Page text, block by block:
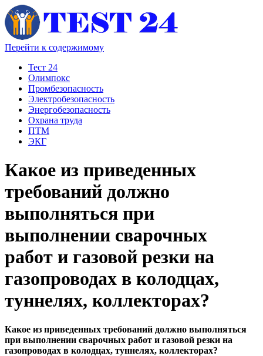
Перейти к содержимому
Тест 24
Олимпокс
Промбезопасность
Электробезопасность
Энергобезопасность
Охрана труда
ПТМ
ЭКГ
Какое из приведенных
требований должно
выполняться при
выполнении сварочных
работ и газовой резки на
газопроводах в колодцах,
туннелях, коллекторах?
Какое из приведенных требований должно выполняться
при выполнении сварочных работ и газовой резки на
газопроводах в колодцах, туннелях, коллекторах?